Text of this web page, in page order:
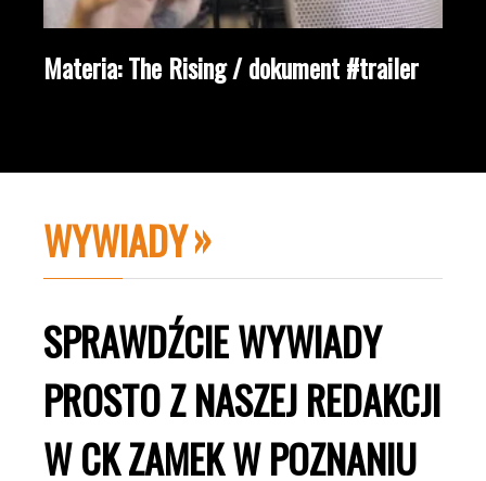
Materia: The Rising / dokument #trailer
WYWIADY
SPRAWDŹCIE WYWIADY
PROSTO Z NASZEJ REDAKCJI
W CK ZAMEK W POZNANIU